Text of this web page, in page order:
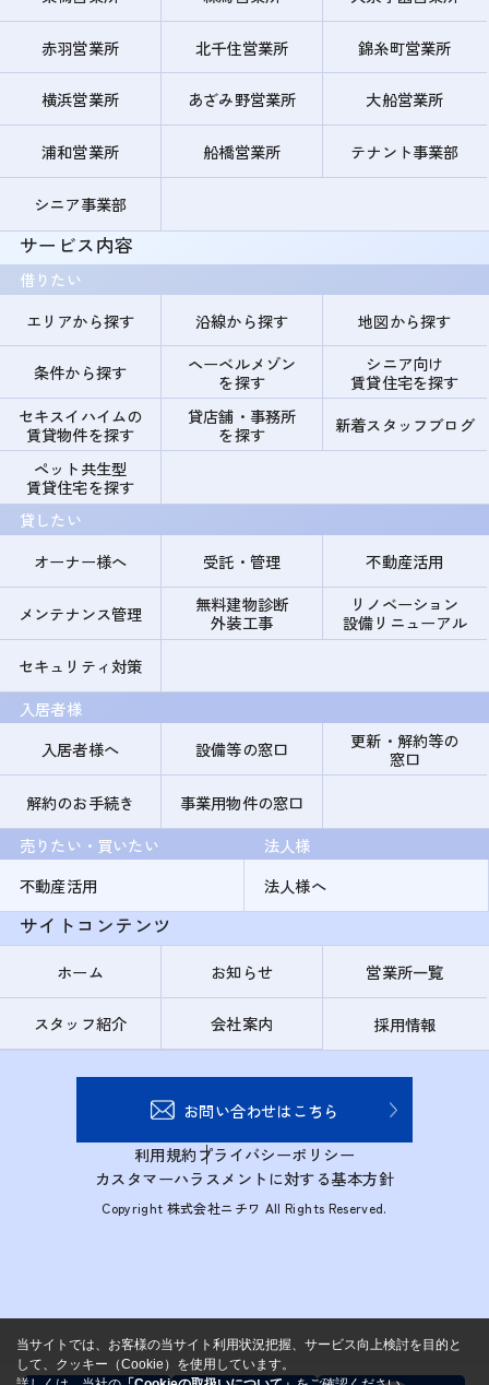
赤羽営業所 北千住営業所 錦糸町営業所
横浜営業所 あざみ野営業所 大船営業所
浦和営業所 船橋営業所 テナント事業部
シニア事業部
サービス内容
借りたい
エリアから探す
沿線から探す 地図から探す
条件から探す
ヘーベルメゾン
を探す
シニア向け
賃貸住宅を探す
セキスイハイムの
賃貸物件を探す
貸店舗・事務所
を探す
新着スタッフブログ
ペット共生型
賃貸住宅を探す
貸したい
オーナー様へ
受託・管理 不動産活用
メンテナンス管理
無料建物診断
外装工事
リノベーション
設備リニューアル
セキュリティ対策
入居者様
入居者様へ
設備等の窓口
更新・解約等の
窓口
解約のお手続き
事業用物件の窓口
売りたい・買いたい
不動産活用
法人様
法人様へ
サイトコンテンツ
ホーム お知らせ 営業所一覧
スタッフ紹介 会社案内 採用情報
お問い合わせはこちら
利用規約プライバシーポリシー
カスタマーハラスメントに対する基本方針
Copyright 株式会社ニチワ All Rights Reserved.
当サイトでは、お客様の当サイト利用状況把握、サービス向上検討を目的と
して、クッキー（Cookie）を使用しています。